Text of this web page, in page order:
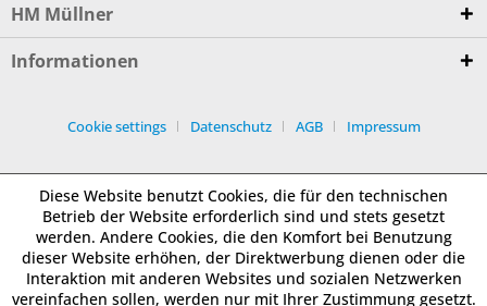
HM Müllner
Informationen
Cookie settings Datenschutz AGB Impressum
Diese Website benutzt Cookies, die für den technischen
Betrieb der Website erforderlich sind und stets gesetzt
werden. Andere Cookies, die den Komfort bei Benutzung
dieser Website erhöhen, der Direktwerbung dienen oder die
Interaktion mit anderen Websites und sozialen Netzwerken
vereinfachen sollen, werden nur mit Ihrer Zustimmung gesetzt.